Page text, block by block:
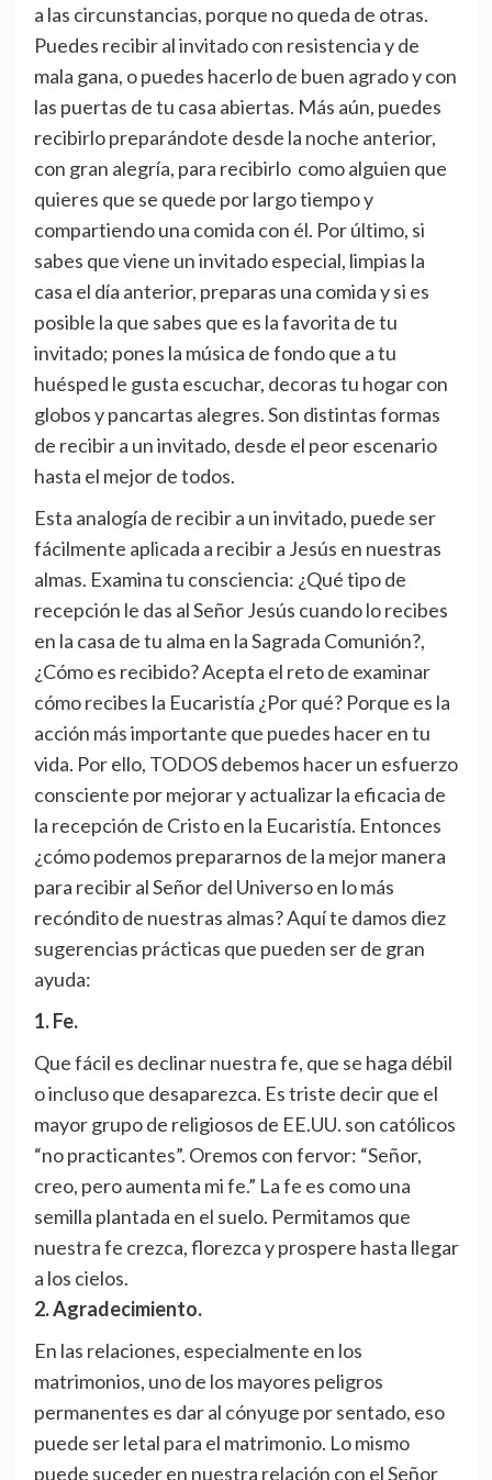
a las circunstancias, porque no queda de otras.
Puedes recibir al invitado con resistencia y de
mala gana, o puedes hacerlo de buen agrado y con
las puertas de tu casa abiertas. Más aún, puedes
recibirlo preparándote desde la noche anterior,
con gran alegría, para recibirlo como alguien que
quieres que se quede por largo tiempo y
compartiendo una comida con él. Por último, si
sabes que viene un invitado especial, limpias la
casa el día anterior, preparas una comida y si es
posible la que sabes que es la favorita de tu
invitado; pones la música de fondo que a tu
huésped le gusta escuchar, decoras tu hogar con
globos y pancartas alegres. Son distintas formas
de recibir a un invitado, desde el peor escenario
hasta el mejor de todos.
Esta analogía de recibir a un invitado, puede ser
fácilmente aplicada a recibir a Jesús en nuestras
almas. Examina tu consciencia: ¿Qué tipo de
recepción le das al Señor Jesús cuando lo recibes
en la casa de tu alma en la Sagrada Comunión?,
¿Cómo es recibido? Acepta el reto de examinar
cómo recibes la Eucaristía ¿Por qué? Porque es la
acción más importante que puedes hacer en tu
vida. Por ello, TODOS debemos hacer un esfuerzo
consciente por mejorar y actualizar la eficacia de
la recepción de Cristo en la Eucaristía. Entonces
¿cómo podemos prepararnos de la mejor manera
para recibir al Señor del Universo en lo más
recóndito de nuestras almas? Aquí te damos diez
sugerencias prácticas que pueden ser de gran
ayuda:
1. Fe.
Que fácil es declinar nuestra fe, que se haga débil
o incluso que desaparezca. Es triste decir que el
mayor grupo de religiosos de EE.UU. son católicos
“no practicantes”. Oremos con fervor: “Señor,
creo, pero aumenta mi fe.” La fe es como una
semilla plantada en el suelo. Permitamos que
nuestra fe crezca, florezca y prospere hasta llegar
a los cielos.
2. Agradecimiento.
En las relaciones, especialmente en los
matrimonios, uno de los mayores peligros
permanentes es dar al cónyuge por sentado, eso
puede ser letal para el matrimonio. Lo mismo
puede suceder en nuestra relación con el Señor